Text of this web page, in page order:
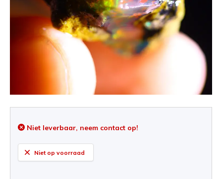
Niet leverbaar, neem contact op!
Niet op voorraad